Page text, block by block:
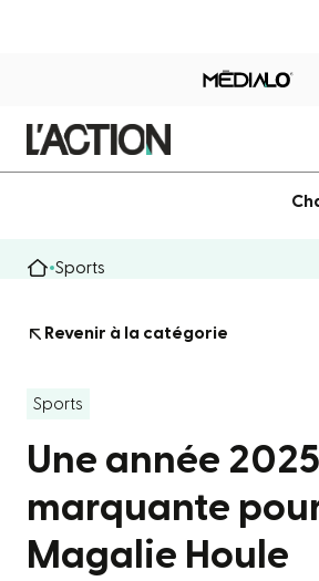
Sports
Revenir à la catégorie
Sports
Une année 2025
marquante
Magalie Houle